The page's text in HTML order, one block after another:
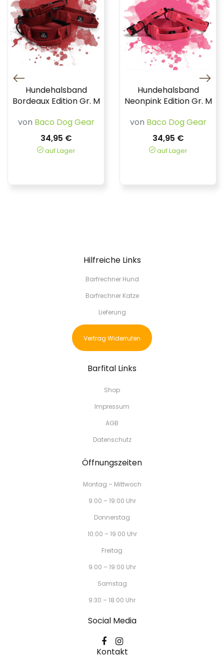
Hundehalsband
Bordeaux Edition Gr. M
von Baco Dog Gear
34,95 €
auf Lager
Hundehalsband
Neonpink Edition Gr. M
von Baco Dog Gear
34,95 €
auf Lager
Hilfreiche Links
Barfrechner Hund
Barfrechner Katze
Lieferung
Vertrag Widerrufen
Barfital Links
Shop
Impressum
AGB
Datenschutz
Öffnungszeiten
Montag – Mittwoch
9:00 – 19:00 Uhr
Donnerstag
10:00 – 19:00 Uhr
Freitag
9:00 – 19:00 Uhr
Samstag
9:30 – 18:00 Uhr
Social Media
Kontakt